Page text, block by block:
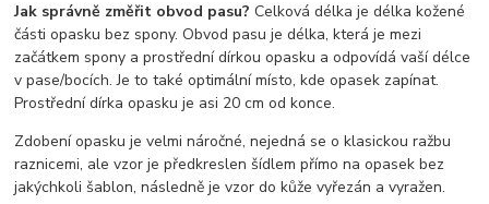
Jak správně změřit obvod pasu?Celková délka je délka kožené
části opasku bez spony. Obvod pasu je délka, která je mezi
začátkem spony a prostřední dírkou opasku a odpovídá vaší délce
v pase/bocích. Je to také optimální místo, kde opasek zapínat.
Prostřední dírka opasku je asi 20 cm od konce.
Zdobení opasku je velmi náročné, nejedná se o klasickou ražbu
raznicemi, ale vzor je předkreslen šídlem přímo na opasek bez
jakýchkoli šablon, následně je vzor do kůže vyřezán a vyražen.